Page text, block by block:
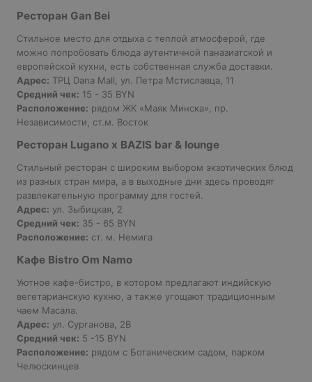
Ресторан Gan Bei
Стильное место для отдыха с теплой атмосферой, где
можно попробовать блюда аутентичной паназиатской и
европейской кухни, есть собственная служба доставки.
Адрес: ТРЦ Dana Mall, ул. Петра Мстиславца, 11
Средний чек: 15 - 35 BYN
Расположение: рядом ЖК «Маяк Минска», пр.
Независимости, ст.м. Восток
Ресторан Lugano x BAZIS bar & lounge
Стильный ресторан с широким выбором экзотических блюд
из разных стран мира, а в выходные дни здесь проводят
развлекательную программу для гостей.
Адрес: ул. Зыбицкая, 2
Средний чек: 35 - 65 BYN
Расположение: ст. м. Немига
Кафе Bistro Om Namo
Уютное кафе-бистро, в котором предлагают индийскую
вегетарианскую кухню, а также угощают традиционным
чаем Масала.
Адрес: ул. Сурганова, 2В
Средний чек: 5 -15 BYN
Расположение: рядом с Ботаническим садом, парком
Челюскинцев